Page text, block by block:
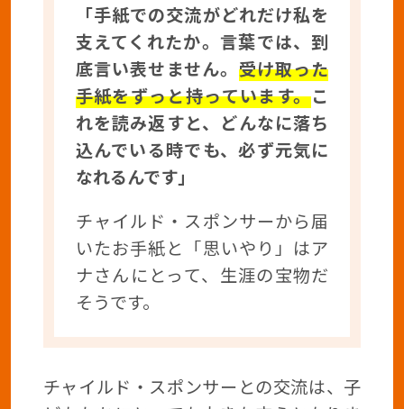
「手紙での交流がどれだけ私を
支えてくれたか。言葉では、到
底言い表せません。 受け取った
手紙をずっと持っています。こ
れを読み返すと、どんなに落ち
込んでいる時でも、必ず元気に
なれるんです」
チャイルド・スポンサーから届
いたお手紙と「思いやり」はア
ナさんにとって、生涯の宝物だ
そうです。
チャイルド・スポンサーとの交流は、子